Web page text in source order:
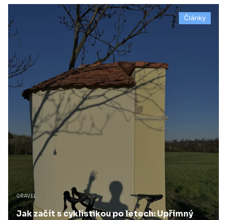
Články
GRAVEL
Jak začít s cyklistikou po letech: Upřímný